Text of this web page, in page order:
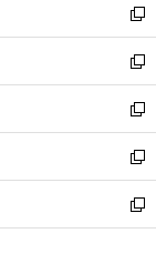
く
で
開
く
ド
ウ
で
開
く
ィ
ン
ド
ウ
で
開
く
い
ウ
ィ
ン
ド
ウ
で
開
く
新
し
い
ウ
ィ
ン
ド
ウ
で
開
新
し
い
ウ
ィ
ン
ド
ウ
新
し
い
ウ
ィ
ン
新
し
い
ウ
新
し